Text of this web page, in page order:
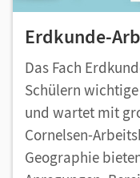
Erdkunde-
Das Fach
Schülern
und wartet mit
Cornelsen-
Geographie